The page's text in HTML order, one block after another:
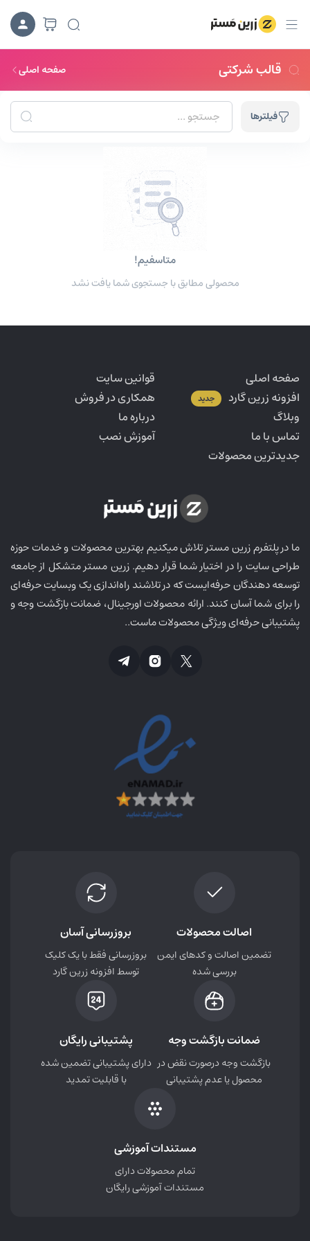
قالب شرکتی صفحه اصلی
فیلترها
متاسفیم!
محصولی مطابق با جستجوی شما یافت نشد
ما در پلتفرم زرین مستر تلاش میکنیم بهترین محصولات و خدمات حوزه
طراحی سایت را در اختیار شما قرار دهیم. زرین مستر متشکل از جامعه
توسعه دهندگان حرفه‌ایست که در تلاشند راه‌اندازی یک وبسایت حرفه‌ای
را برای شما آسان کنند. ارائه محصولات اورجینال، ضمانت بازگشت وجه و
پشتیبانی حرفه‌ای ویژگی محصولات ماست..
صفحه اصلی
قوانین سایت
افزونه زرین گارد
جدید
همکاری در فروش
وبلاگ
درباره ما
تماس با ما
آموزش نصب
جدیدترین محصولات
اصالت محصولات
تضمین اصالت و کدهای ایمن
بررسی شده
بروزرسانی آسان
بروزرسانی فقط با یک کلیک
توسط افزونه زرین گارد
ضمانت بازگشت وجه
بازگشت وجه درصورت نقض در
محصول یا عدم پشتیبانی
پشتیبانی رایگان
دارای پشتیبانی تضمین شده
با قابلیت تمدید
مستندات آموزشی
تمام محصولات دارای
مستندات آموزشی رایگان